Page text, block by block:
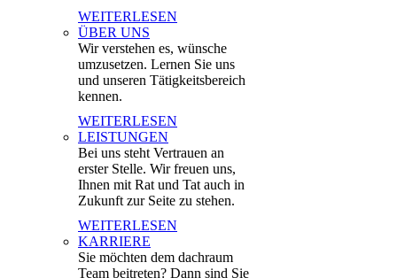
WEITERLESEN
ÜBER UNS
Wir verstehen es, wünsche
umzusetzen. Lernen Sie uns
und unseren Tätigkeitsbereich
kennen.
WEITERLESEN
LEISTUNGEN
Bei uns steht Vertrauen an
erster Stelle. Wir freuen uns,
Ihnen mit Rat und Tat auch in
Zukunft zur Seite zu stehen.
WEITERLESEN
KARRIERE
Sie möchten dem dachraum
Team beitreten? Dann sind Sie